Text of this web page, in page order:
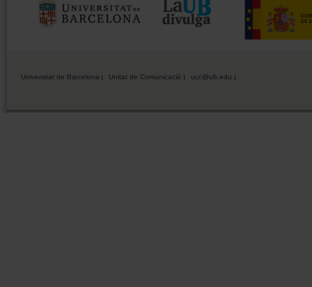
Universitat de Barcelona Unitat de Comunicació ucc@ub.edu